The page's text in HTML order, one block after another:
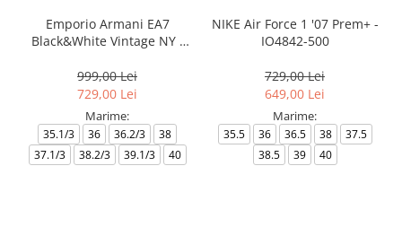
Emporio Armani EA7
Black&White Vintage NY -
999,00 Lei
729,00 Lei
Marime:
35.1/3 36 36.2/3
38
37.1/3
38.2/3 39.1/3 40
NIKE Air Force 1 '07 Prem+ -
IO4842-500
729,00 Lei
649,00 Lei
Marime:
35.5 36 36.5 38
37.5
38.5
39 40